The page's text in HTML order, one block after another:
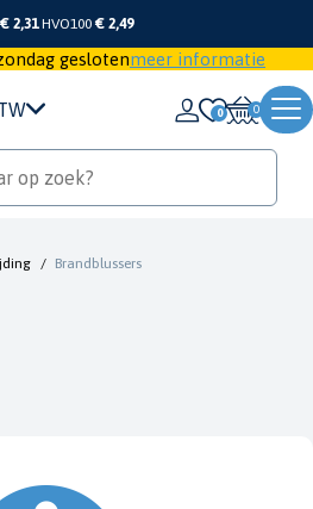
€ 2,31 HVO100 € 2,49
geslotenmeer informatie
0
/ Brandblussers